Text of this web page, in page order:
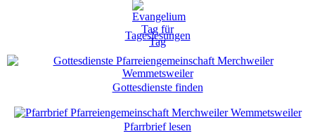
Tageslesungen
Gottesdienste finden
Pfarrbrief lesen